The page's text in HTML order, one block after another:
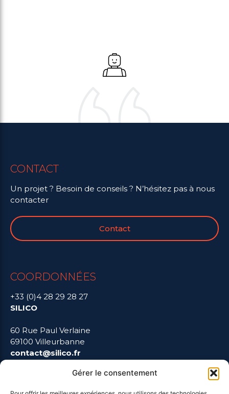
Gérer le consentement
CONTACT
Un projet ? Besoin de conseils ? N’hésitez pas à nous
contacter
Contact
COORDONNÉES
+33 (0)4 28 29 28 27
SILICO
60 Rue Paul Verlaine
69100 Villeurbanne
contact@silico.fr